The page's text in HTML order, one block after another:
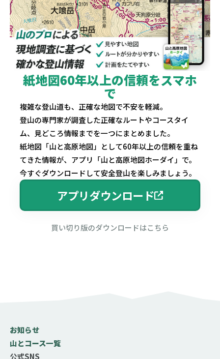
紙地図60年以上の信頼をスマホ
で
複雑な登山道も、正確な地図で不安を軽減。
登山の専門家が調査した正確なルートやコースタイ
ム、見どころ情報までを一つにまとめました。
紙地図「山と高原地図」として60年以上の信頼を重ね
てきた情報が、アプリ「山と高原地図ホーダイ」で。
今すぐダウンロードして安全登山を楽しみましょう。
アプリダウンロード
買い切り版のダウンロードはこちら
お知らせ
山とコース一覧
公式SNS